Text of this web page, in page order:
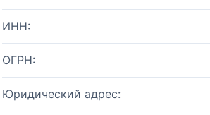
ИНН:
ОГРН:
Юридический адрес: